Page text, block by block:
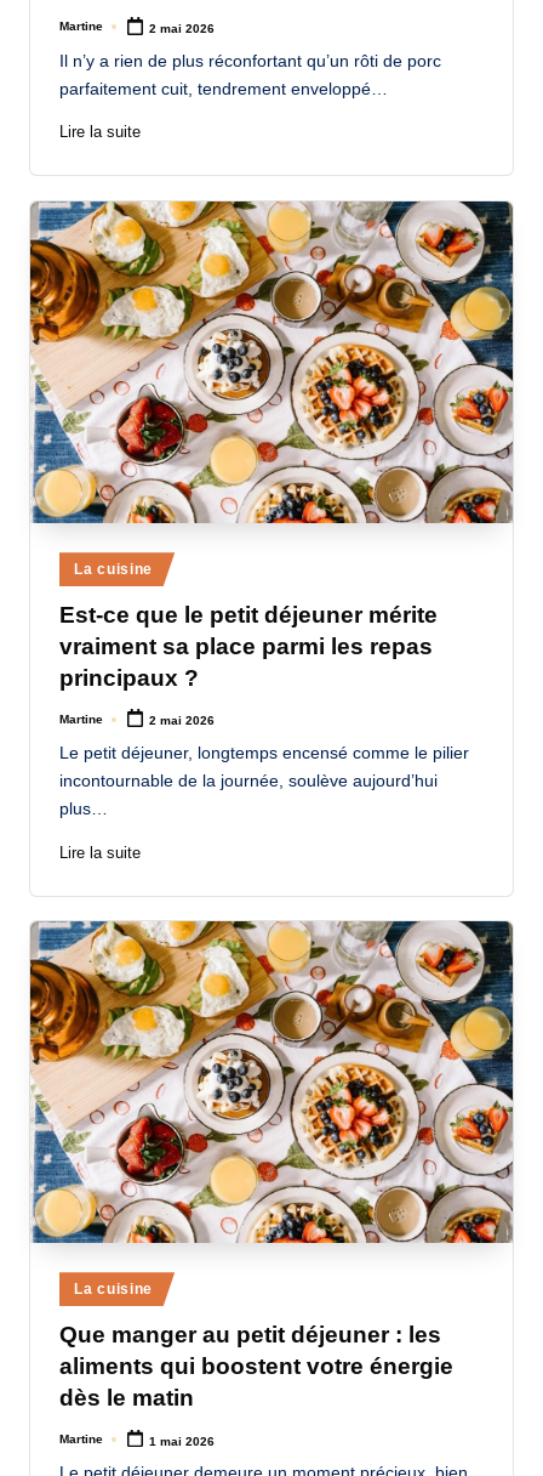
Posted
Martine 2 mai 2026
Il n’y a rien de plus réconfortant qu’un rôti de porc
parfaitement cuit, tendrement enveloppé…
Lire la suite
Posted
in
La cuisine
Est-ce que le petit déjeuner mérite
vraiment sa place parmi les repas
principaux ?
Posted
Martine 2 mai 2026
Le petit déjeuner, longtemps encensé comme le pilier
incontournable de la journée, soulève aujourd’hui
plus…
Lire la suite
Posted
in
La cuisine
Que manger au petit déjeuner : les
aliments qui boostent votre énergie
dès le matin
Posted
Martine 1 mai 2026